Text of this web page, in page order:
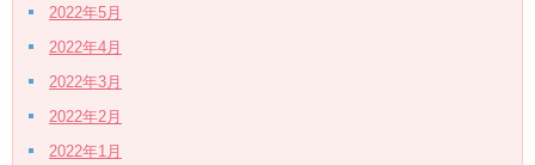
2022年5月
2022年4月
2022年3月
2022年2月
2022年1月